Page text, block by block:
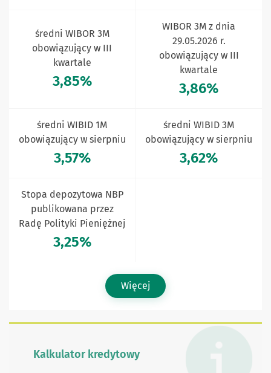
średni WIBOR 3M
obowiązujący w III
kwartale
3,85%
WIBOR 3M z dnia
29.05.2026 r.
obowiązujący w III
kwartale
3,86%
średni WIBID 1M
obowiązujący w sierpniu
3,57%
średni WIBID 3M
obowiązujący w sierpniu
3,62%
Stopa depozytowa NBP
publikowana przez
Radę Polityki Pieniężnej
3,25%
Więcej
Kalkulator kredytowy